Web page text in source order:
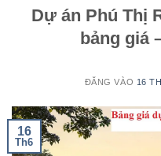
Dự án Phú Thị
bảng giá
ĐĂNG VÀO 16
16
Th6